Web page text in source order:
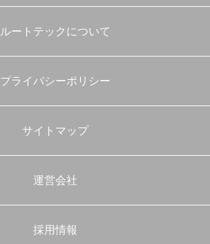
ルートテックについて
プライバシーポリシー
サイトマップ
運営会社
採用情報